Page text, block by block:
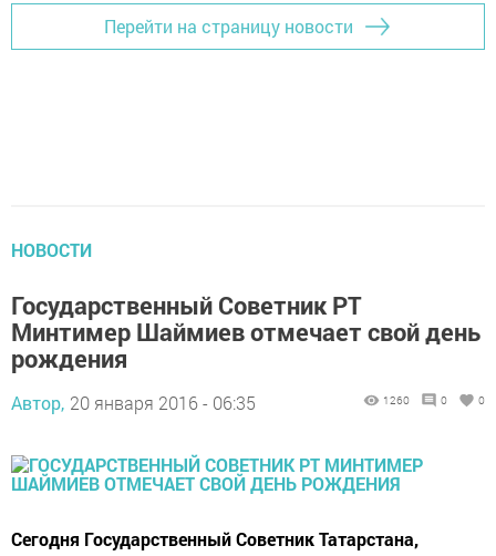
Перейти на страницу новости
НОВОСТИ
Государственный Советник РТ
Минтимер Шаймиев отмечает свой день
рождения
Автор, 20 января 2016 - 06:35 1260 0 0
Сегодня Государственный Советник Татарстана,